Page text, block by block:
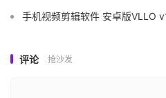
手机视频剪辑软件 安卓版VLLO
评论 抢沙发